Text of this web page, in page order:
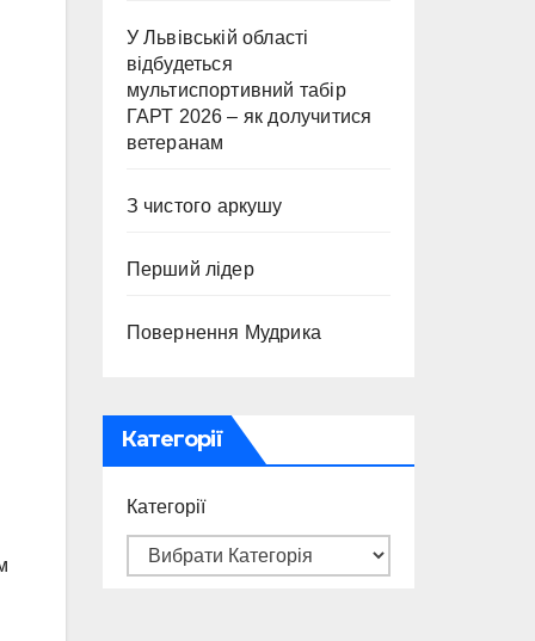
У Львівській області
відбудеться
мультиспортивний табір
ГАРТ 2026 – як долучитися
ветеранам
З чистого аркушу
Перший лідер
Повернення Мудрика
Категорії
Категорії